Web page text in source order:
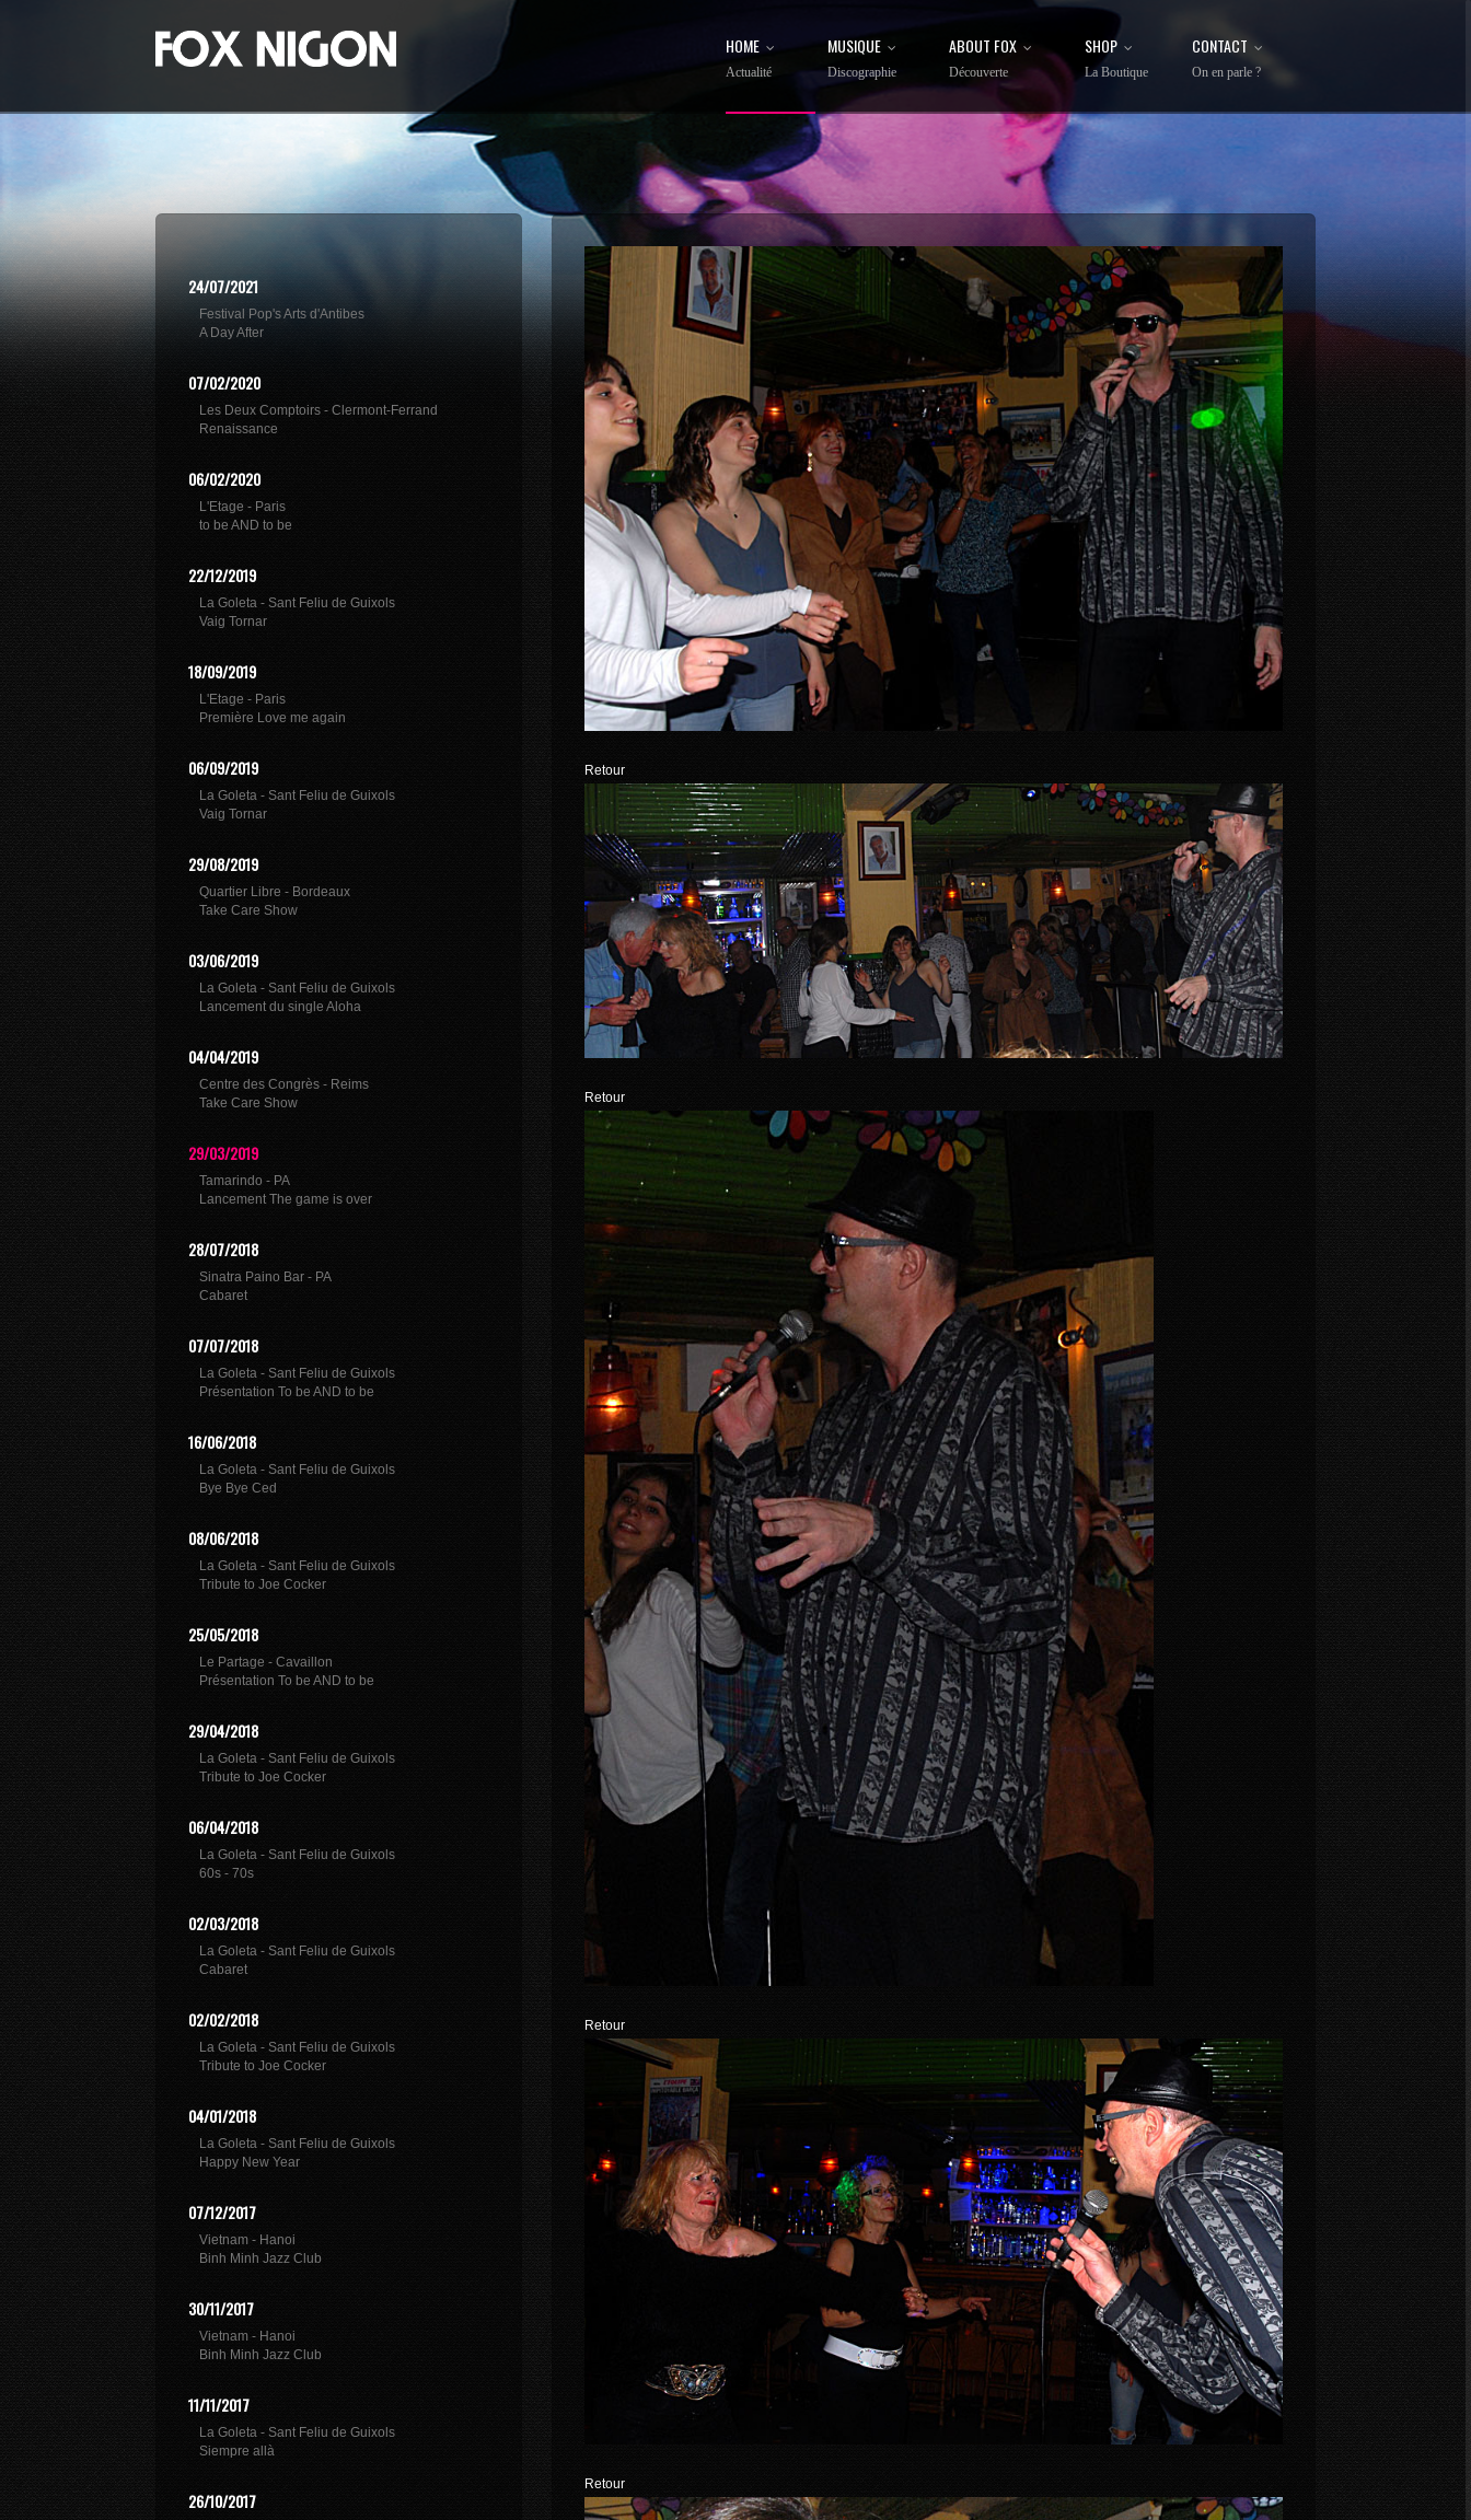
HOME
Actualité
MUSIQUE
Discographie
ABOUT FOX
Découverte
SHOP
La Boutique
CONTACT
On en parle ?
24/07/2021
Festival Pop's Arts d'Antibes
A Day After
07/02/2020
Les Deux Comptoirs - Clermont-Ferrand
Renaissance
06/02/2020
L'Etage - Paris
to be AND to be
22/12/2019
La Goleta - Sant Feliu de Guixols
Vaig Tornar
18/09/2019
L'Etage - Paris
Première Love me again
06/09/2019
La Goleta - Sant Feliu de Guixols
Vaig Tornar
29/08/2019
Quartier Libre - Bordeaux
Take Care Show
03/06/2019
La Goleta - Sant Feliu de Guixols
Lancement du single Aloha
04/04/2019
Centre des Congrès - Reims
Take Care Show
29/03/2019
Tamarindo - PA
Lancement The game is over
28/07/2018
Sinatra Paino Bar - PA
Cabaret
07/07/2018
La Goleta - Sant Feliu de Guixols
Présentation To be AND to be
16/06/2018
La Goleta - Sant Feliu de Guixols
Bye Bye Ced
08/06/2018
La Goleta - Sant Feliu de Guixols
Tribute to Joe Cocker
25/05/2018
Le Partage - Cavaillon
Présentation To be AND to be
29/04/2018
La Goleta - Sant Feliu de Guixols
Tribute to Joe Cocker
06/04/2018
La Goleta - Sant Feliu de Guixols
60s - 70s
02/03/2018
La Goleta - Sant Feliu de Guixols
Cabaret
02/02/2018
La Goleta - Sant Feliu de Guixols
Tribute to Joe Cocker
04/01/2018
La Goleta - Sant Feliu de Guixols
Happy New Year
07/12/2017
Vietnam - Hanoi
Binh Minh Jazz Club
30/11/2017
Vietnam - Hanoi
Binh Minh Jazz Club
11/11/2017
La Goleta - Sant Feliu de Guixols
Siempre allà
26/10/2017
Retour
Retour
Retour
Retour